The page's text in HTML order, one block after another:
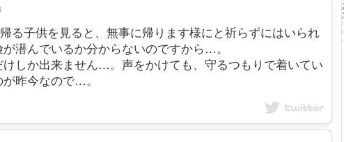
る子供を見ると、無事に帰ります様にと祈らずにはいられ
潜んでいるか分からないのですから…。
しか出来ません…。声をかけても、守るつもりで着いてい
昨今なので…。